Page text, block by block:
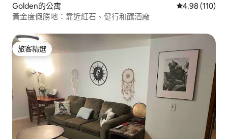
Golden的公寓 從 110 則評價
4.98 (110)
黃金度假勝地：靠近紅石、健行和釀酒廠
旅客精選
旅客精選